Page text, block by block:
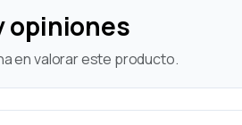
opiniones
en valorar este producto.